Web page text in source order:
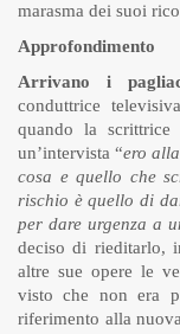
marasma dei suoi
Approfondimento
Arrivano i
conduttrice
quando la
un’intervista “ero
cosa e quello che
rischio è quello di
per dare urgenza a
deciso di rieditarlo,
altre sue opere le
visto che non era
riferimento alla